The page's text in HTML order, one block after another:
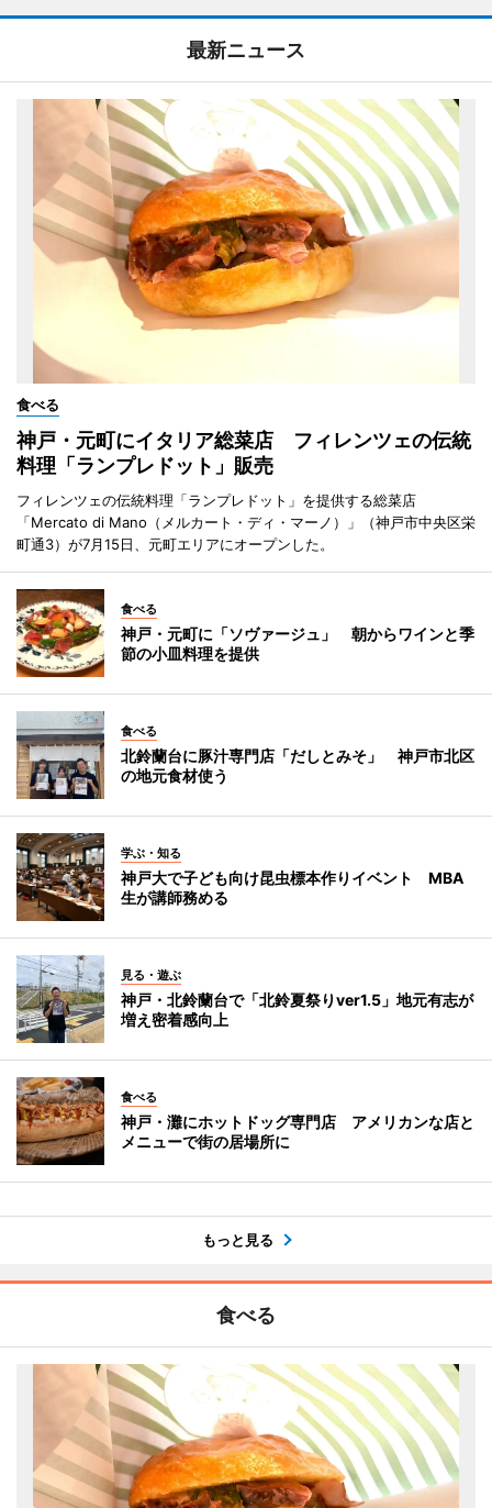
最新ニュース
食べる
神戸・元町にイタリア総菜店 フィレンツェの伝統
料理「ランプレドット」販売
フィレンツェの伝統料理「ランプレドット」を提供する総菜店
「Mercato di Mano（メルカート・ディ・マーノ）」（神戸市中央区栄
町通3）が7月15日、元町エリアにオープンした。
食べる
神戸・元町に「ソヴァージュ」 朝からワインと季
節の小皿料理を提供
食べる
北鈴蘭台に豚汁専門店「だしとみそ」 神戸市北区
の地元食材使う
学ぶ・知る
神戸大で子ども向け昆虫標本作りイベント MBA
生が講師務める
見る・遊ぶ
神戸・北鈴蘭台で「北鈴夏祭りver1.5」地元有志が
増え密着感向上
食べる
神戸・灘にホットドッグ専門店 アメリカンな店と
メニューで街の居場所に
もっと見る
食べる